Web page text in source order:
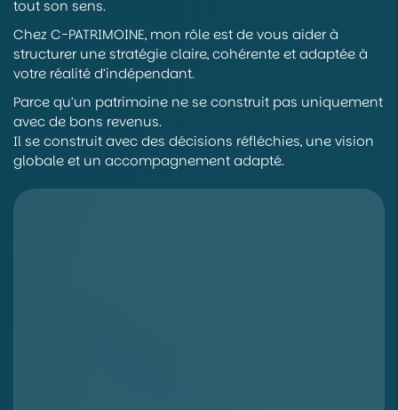
tout son sens.
Chez C-PATRIMOINE, mon rôle est de vous aider à
structurer une stratégie claire, cohérente et adaptée à
votre réalité d’indépendant.
Parce qu’un patrimoine ne se construit pas uniquement
avec de bons revenus.
Il se construit avec des décisions réfléchies, une vision
globale et un accompagnement adapté.